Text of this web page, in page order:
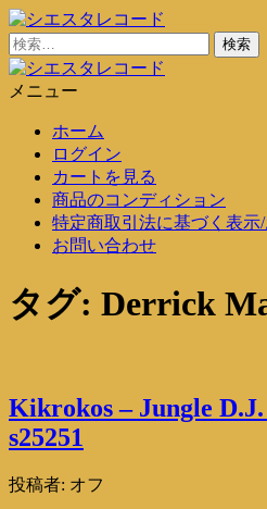
コ
ン
テ
ン
シエスタレコード
中古レコード通販
検
索:
メニュー
ホーム
ログイン
カートを見る
商品のコンディション
特定商取引法に基づく表示
お問い合わせ
タグ: Derrick
Kikrokos – Jungle
s25251
投稿者: オフ